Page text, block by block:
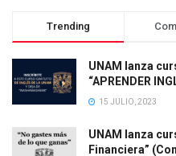
Trending
UNAM lanza
“APRENDER
15 JULIO, 2023
UNAM lanza
Financiera”